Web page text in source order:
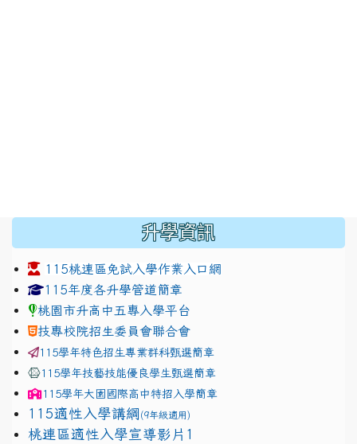
升學資訊
115桃連區免試入學作業入口網
link to https://www.jhjhs.tyc.edu.tw/modules/
115年度各升學管道簡章
桃園市升高中五專入學平台
技專校院招生委員會聯合會
115學年特色招生專業群科甄選簡章
115學年技藝技能優良學生甄選簡章
115學年大園國際高中特招入學簡章
115適性入學講綱 (9年級適用)
link to https://docs.google.com/presentation/d/
桃連區適性入學宣導影片1